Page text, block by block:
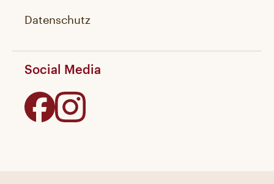
Datenschutz
Social Media